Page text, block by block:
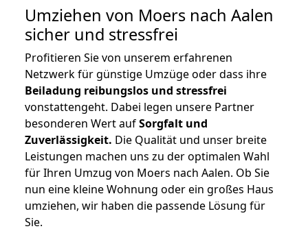
Umziehen von Moers nach Aalen
sicher und stressfrei
Profitieren Sie von unserem erfahrenen
Netzwerk für günstige Umzüge oder dass ihre
Beiladung reibungslos und stressfrei
vonstattengeht. Dabei legen unsere Partner
besonderen Wert aufSorgfalt und
Zuverlässigkeit. Die Qualität und unser breite
Leistungen machen uns zu der optimalen Wahl
für Ihren Umzug von Moers nach Aalen. Ob Sie
nun eine kleine Wohnung oder ein großes Haus
umziehen, wir haben die passende Lösung für
Sie.